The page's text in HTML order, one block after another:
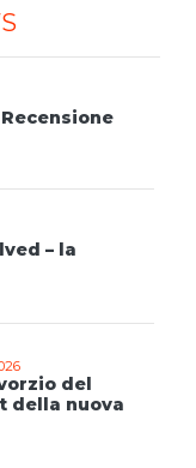
Recensione
– la
del
della nuova